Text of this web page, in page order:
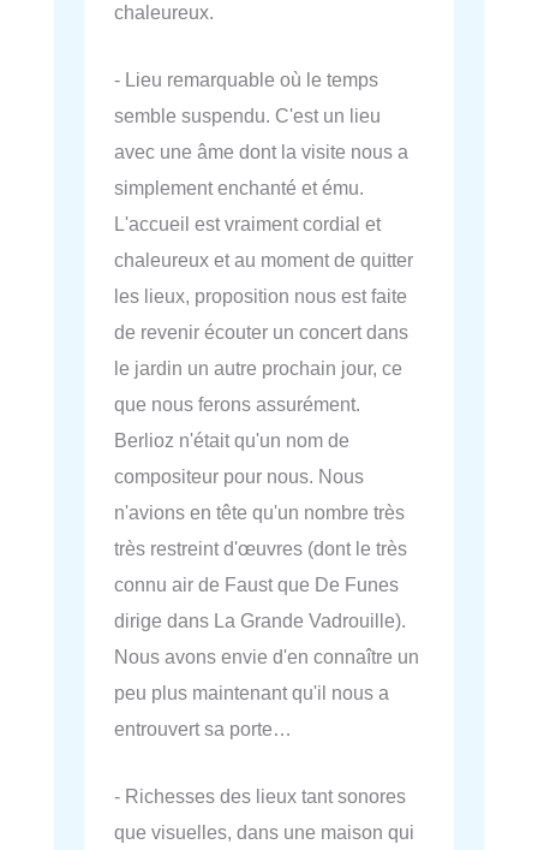
chaleureux.
- Lieu remarquable où le temps
semble suspendu. C'est un lieu
avec une âme dont la visite nous a
simplement enchanté et ému.
L'accueil est vraiment cordial et
chaleureux et au moment de quitter
les lieux, proposition nous est faite
de revenir écouter un concert dans
le jardin un autre prochain jour, ce
que nous ferons assurément.
Berlioz n'était qu'un nom de
compositeur pour nous. Nous
n'avions en tête qu'un nombre très
très restreint d'œuvres (dont le très
connu air de Faust que De Funes
dirige dans La Grande Vadrouille).
Nous avons envie d'en connaître un
peu plus maintenant qu'il nous a
entrouvert sa porte…
- Richesses des lieux tant sonores
que visuelles, dans une maison qui